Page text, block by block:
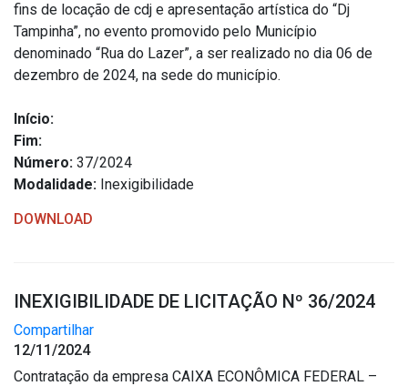
fins de locação de cdj e apresentação artística do “Dj
Tampinha”, no evento promovido pelo Município
denominado “Rua do Lazer”, a ser realizado no dia 06 de
dezembro de 2024, na sede do município.
Início:
Fim:
Número: 37/2024
Modalidade: Inexigibilidade
DOWNLOAD
INEXIGIBILIDADE DE LICITAÇÃO Nº 36/2024
Compartilhar
12/11/2024
Contratação da empresa CAIXA ECONÔMICA FEDERAL –